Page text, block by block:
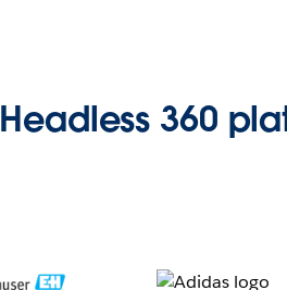
Headless 360